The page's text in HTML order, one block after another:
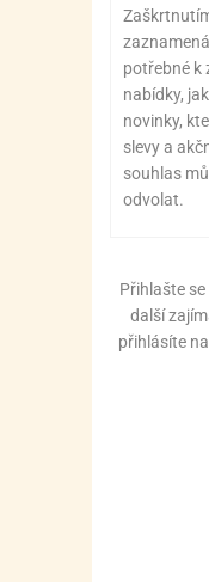
potřebné k
nabídky,
novinky,
slevy a
souhlas
odvolat.
Přihlašte
další
přihlásíte